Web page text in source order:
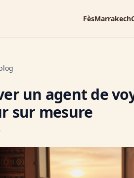
FèsMarrakech
un agent de
sur mesure